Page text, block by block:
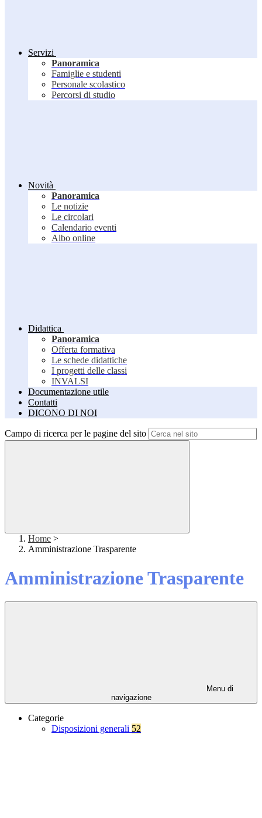
Servizi
Panoramica
Famiglie e studenti
Personale scolastico
Percorsi di studio
Novità
Panoramica
Le notizie
Le circolari
Calendario eventi
Albo online
Didattica
Panoramica
Offerta formativa
Le schede didattiche
I progetti delle classi
INVALSI
Documentazione utile
Contatti
DICONO DI NOI
Campo di ricerca per le pagine del sito
Home >
Amministrazione Trasparente
Amministrazione Trasparente
Menu di
navigazione
Categorie
Disposizioni generali 52